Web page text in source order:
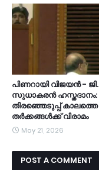
പിണറായി വിജയൻ - ജി.
സുധാകരൻ ഹസ്തദാനം:
തിരഞ്ഞെടുപ്പ് കാലത്തെ
തർക്കങ്ങൾക്ക് വിരാമം
May 21, 2026
POST A COMMENT